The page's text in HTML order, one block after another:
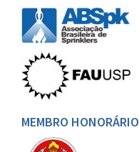
MEMBRO HONORÁRIO